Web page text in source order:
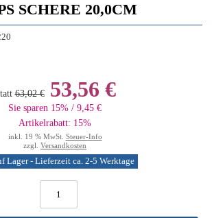
SCHERE 20,0CM
63,02 €53,56 €
Sie sparen 15% / 9,45 €
Artikelrabatt: 15%
inkl. 19 % MwSt. Steuer-Info
zzgl. Versandkosten
Lager - Lieferzeit ca. 2-5 Werktage